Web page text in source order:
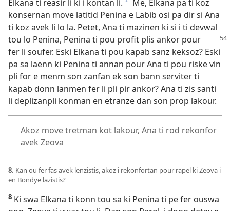
Elkana ti reasir li ki i kontan li. a Me, Elkana pa ti koz
konsernan move latitid Penina e Labib osi pa dir si Ana
ti koz avek li lo la. Petet, Ana ti mazinen ki si i ti devwal
tou lo Penina, Penina ti pou profit plis ankor pour
fer li soufer. Eski Elkana ti pou kapab sanz keksoz? Eski
pa sa laenn ki Penina ti annan pour Ana ti pou riske vin
pli for e menm son zanfan ek son bann serviter ti
kapab donn lanmen fer li pli pir ankor? Ana ti zis santi
li deplizanpli konman en etranze dan son prop lakour.
Akoz move tretman kot lakour, Ana ti rod rekonfor
avek Zeova
8. Kan ou fer fas avek lenzistis, akoz i rekonfortan pour rapel ki Zeova i
en Bondye lazistis?
8 Ki swa Elkana ti konn tou sa ki Penina ti pe fer ouswa